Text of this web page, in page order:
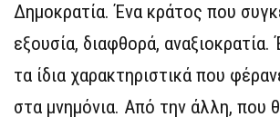
Δημοκρατία. Ένα κράτος που
εξουσία, διαφθορά,
τα ίδια χαρακτηριστικά που
στα μνημόνια. Από την άλλη, που